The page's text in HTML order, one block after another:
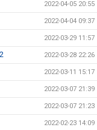
2022-04-05 20:55
2022-04-04 09:37
2022-03-29 11:57
2022-03-28 22:26
2022-03-11 15:17
2022-03-07 21:39
2022-03-07 21:23
2022-02-23 14:09